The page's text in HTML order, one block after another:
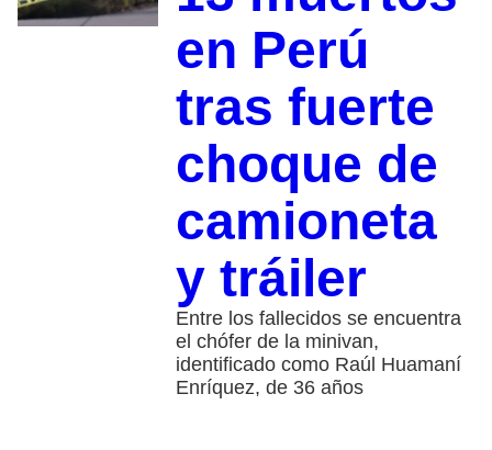
en Perú
tras fuerte
choque de
camioneta
y tráiler
Entre los fallecidos se encuentra
el chófer de la minivan,
identificado como Raúl Huamaní
Enríquez, de 36 años